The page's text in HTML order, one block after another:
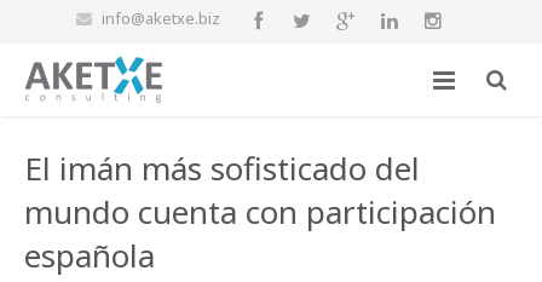
info@aketxe.biz
El imán más sofisticado del
mundo cuenta con participación
española